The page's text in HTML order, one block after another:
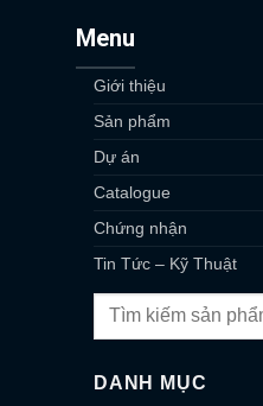
Menu
Giới thiệu
Sản phẩm
Dự án
Catalogue
Chứng nhận
Tin Tức – Kỹ Thuật
DANH MỤC